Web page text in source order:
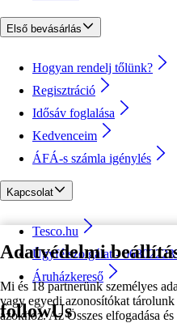
Adatvédelmi
Mi és 18 partnerünk személyes
vagy egyedi azonosítókat
azokhoz. Az Összes elfogadása
Első bevásárlás
Hogyan rendelj tőlünk?
Regisztráció
Idősáv foglalása
Kedvenceim
ÁFÁ-s számla igénylés
Kapcsolat
Tesco.hu
Ügyfélszolgálat -
Áruházkereső
followUs